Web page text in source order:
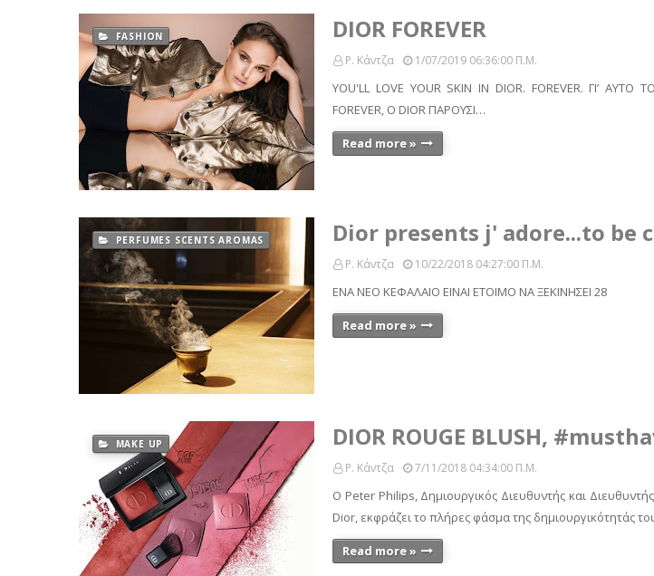
FASHION DIOR FOREVER
Ρ. Κάντζα 1/07/2019 06:36:00 Π.μ.
YOU'LL LOVE YOUR SKIN IN DIOR. FOREVER. ΓΙ’
FOREVER, Ο DIOR ΠΑΡΟΥΣΙ…
Read more »
PERFUMES SCENTS AROMAS Dior presents j' adore...to be
Ρ. Κάντζα 10/22/2018 04:27:00 Π.μ.
ΕΝΑ ΝΕΟ ΚΕΦΑΛΑΙΟ ΕΙΝΑΙ ΕΤΟΙΜΟ ΝΑ ΞΕΚΙΝΗΣΕΙ 28
Read more »
MAKE UP DIOR ROUGE BLUSH,
Ρ. Κάντζα 7/11/2018 04:34:00 Π.μ.
Ο Peter Philips, Δημιουργικός Διευθυντής και
Dior, εκφράζει το πλήρες φάσμα της δημιουργικότητάς
Read more »